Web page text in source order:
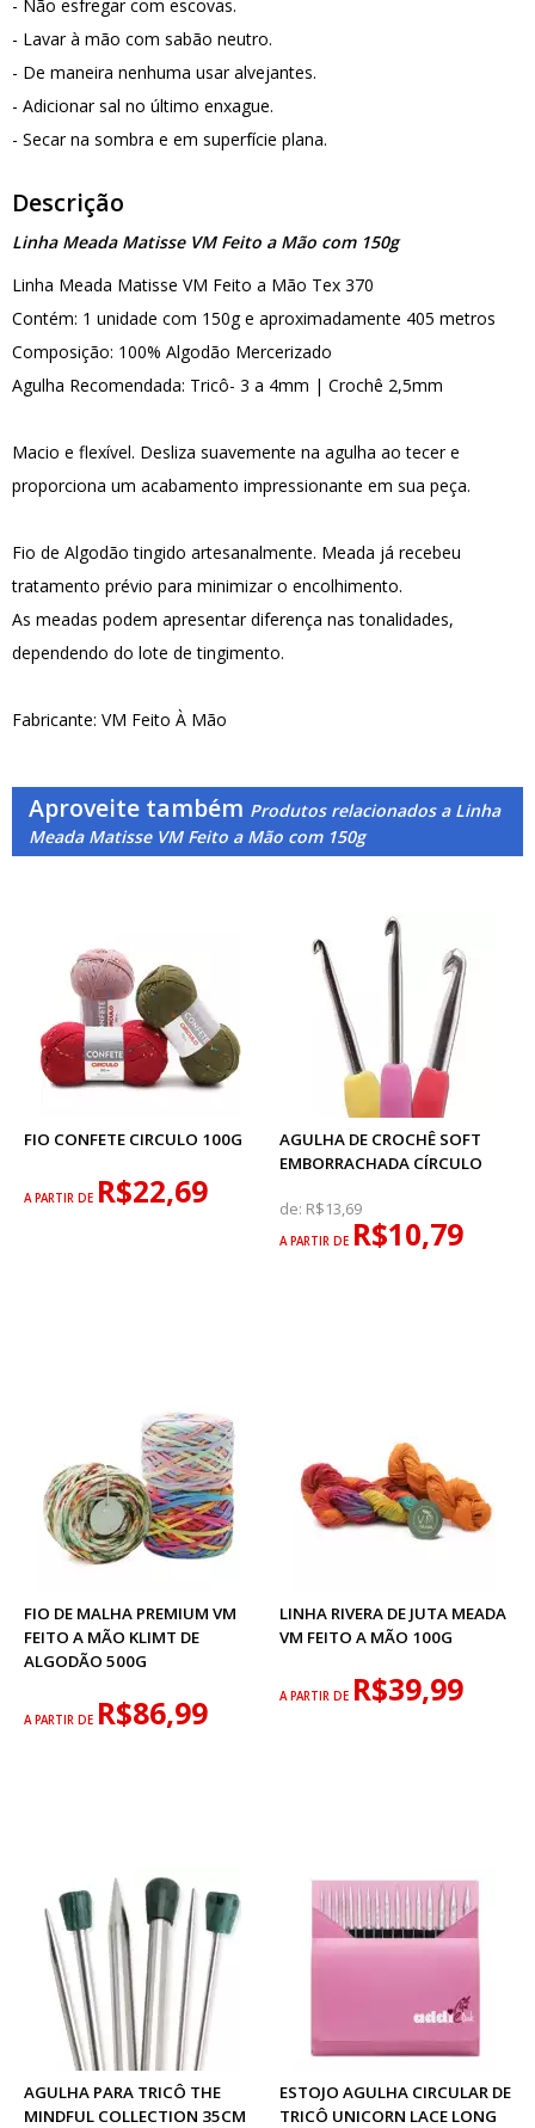
- Não esfregar com escovas.
- Lavar à mão com sabão neutro.
- De maneira nenhuma usar alvejantes.
- Adicionar sal no último enxague.
- Secar na sombra e em superfície plana.
Descrição
Linha Meada Matisse VM Feito a Mão com 150g
Linha Meada Matisse VM Feito a Mão Tex 370
Contém: 1 unidade com 150g e aproximadamente 405 metros
Composição: 100% Algodão Mercerizado
Agulha Recomendada: Tricô- 3 a 4mm | Crochê 2,5mm
Macio e flexível. Desliza suavemente na agulha ao tecer e
proporciona um acabamento impressionante em sua peça.
Fio de Algodão tingido artesanalmente. Meada já recebeu
tratamento prévio para minimizar o encolhimento.
As meadas podem apresentar diferença nas tonalidades,
dependendo do lote de tingimento.
Fabricante: VM Feito À Mão
Aproveite também Produtos relacionados a Linha
Meada Matisse VM Feito a Mão com 150g
FIO CONFETE CIRCULO 100G
A PARTIR DE R$22,69
AGULHA DE CROCHÊ SOFT
EMBORRACHADA CÍRCULO
de: R$13,69
A PARTIR DE R$10,79
FIO DE MALHA PREMIUM VM
FEITO A MÃO KLIMT DE
ALGODÃO 500G
A PARTIR DE R$86,99
LINHA RIVERA DE JUTA MEADA
VM FEITO A MÃO 100G
A PARTIR DE R$39,99
AGULHA PARA TRICÔ THE
MINDFUL COLLECTION 35CM
ESTOJO AGULHA CIRCULAR DE
TRICÔ UNICORN LACE LONG